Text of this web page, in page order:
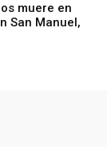
muere en
San Manuel,